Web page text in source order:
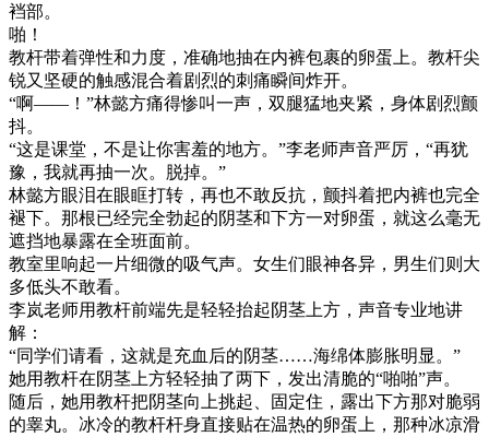
裆部。
啪！
教杆带着弹性和力度，准确地抽在内裤包裹的卵蛋上。教杆尖
锐又坚硬的触感混合着剧烈的刺痛瞬间炸开。
“啊——！”林懿方痛得惨叫一声，双腿猛地夹紧，身体剧烈颤
抖。
“这是课堂，不是让你害羞的地方。”李老师声音严厉，“再犹
豫，我就再抽一次。脱掉。”
林懿方眼泪在眼眶打转，再也不敢反抗，颤抖着把内裤也完全
褪下。那根已经完全勃起的阴茎和下方一对卵蛋，就这么毫无
遮挡地暴露在全班面前。
教室里响起一片细微的吸气声。女生们眼神各异，男生们则大
多低头不敢看。
李岚老师用教杆前端先是轻轻抬起阴茎上方，声音专业地讲
解：
“同学们请看，这就是充血后的阴茎……海绵体膨胀明显。”
她用教杆在阴茎上方轻轻抽了两下，发出清脆的“啪啪”声。
随后，她用教杆把阴茎向上挑起、固定住，露出下方那对脆弱
的睾丸。冰冷的教杆杆身直接贴在温热的卵蛋上，那种冰凉滑